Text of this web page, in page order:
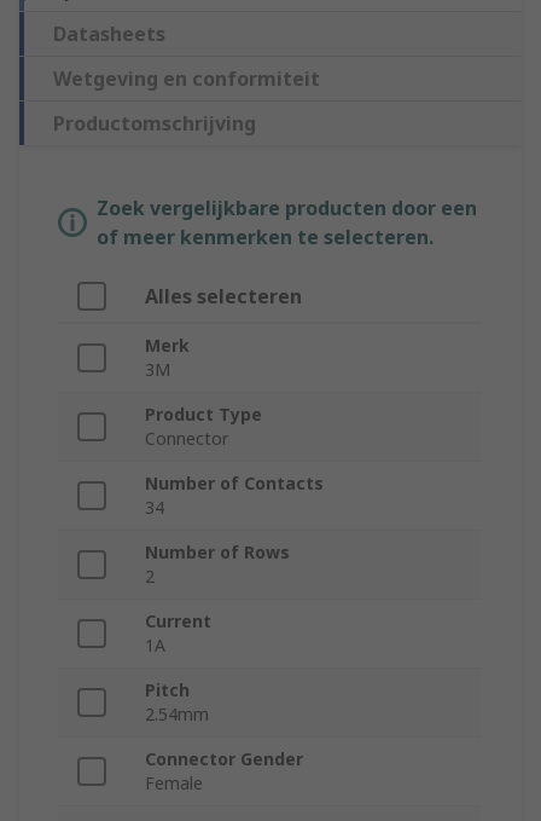
Datasheets
Wetgeving en conformiteit
Productomschrijving
Zoek vergelijkbare producten door een
of meer kenmerken te selecteren.
Alles selecteren
Merk
3M
Product Type
Connector
Number of Contacts
34
Number of Rows
2
Current
1A
Pitch
2.54mm
Connector Gender
Female